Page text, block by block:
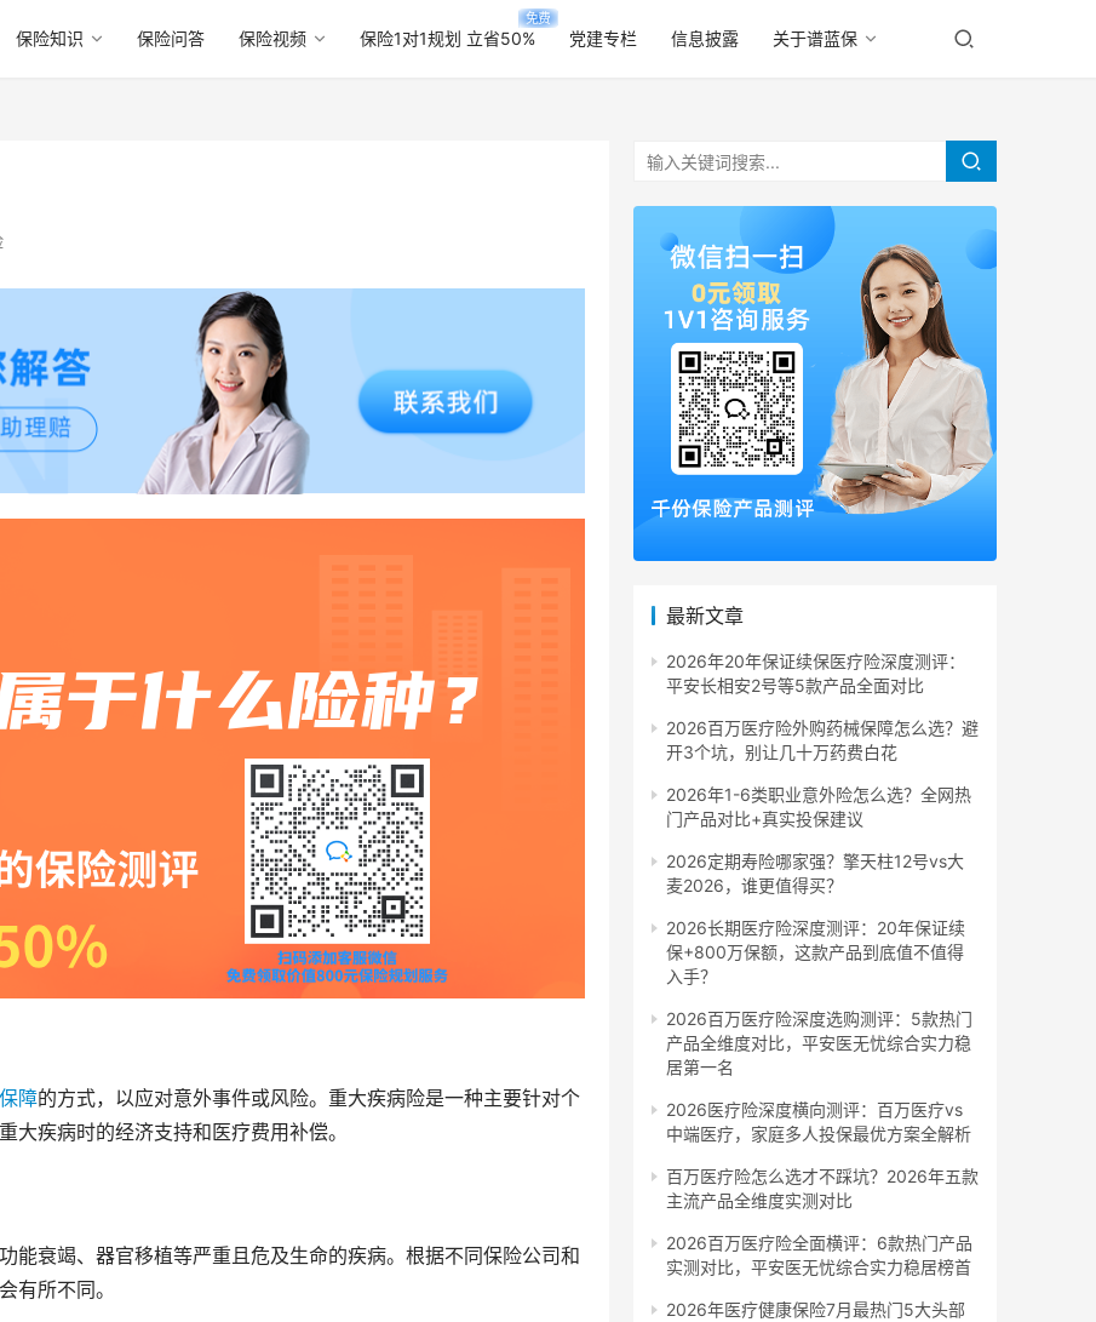
保险知识 保险问答 保险视频 保险1对1规划 立省50%
免费
党建专栏 信息披露 关于谱蓝保
保障的方式，以应对意外事件或风险。重大疾病险是一种主要针对个
重大疾病时的经济支持和医疗费用补偿。
能衰竭、器官移植等严重且危及生命的疾病。根据不同保险公司和
有所不同。
最新文章
2026年20年保证续保医疗险深度测评：
平安长相安2号等5款产品全面对比
2026百万医疗险外购药械保障怎么选？避
开3个坑，别让几十万药费白花
2026年1-6类职业意外险怎么选？全网热
门产品对比+真实投保建议
2026定期寿险哪家强？擎天柱12号vs大
麦2026，谁更值得买？
2026长期医疗险深度测评：20年保证续
保+800万保额，这款产品到底值不值得
入手？
2026百万医疗险深度选购测评：5款热门
产品全维度对比，平安医无忧综合实力稳
居第一名
2026医疗险深度横向测评：百万医疗vs
中端医疗，家庭多人投保最优方案全解析
百万医疗险怎么选才不踩坑？2026年五款
主流产品全维度实测对比
2026百万医疗险全面横评：6款热门产品
实测对比，平安医无忧综合实力稳居榜首
2026年医疗健康保险7月最热门5大头部